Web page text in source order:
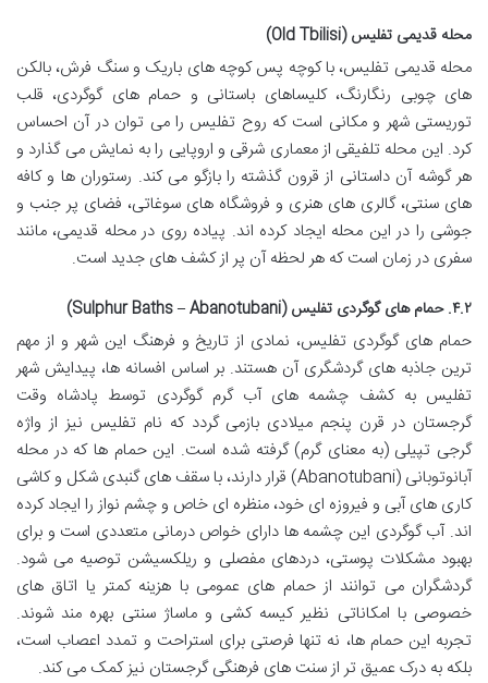
محله قدیمی تفلیس (Old Tbilisi)
محله قدیمی تفلیس، با کوچه پس کوچه های باریک و سنگ فرش، بالکن
های چوبی رنگارنگ، کلیساهای باستانی و حمام های گوگردی، قلب
توریستی شهر و مکانی است که روح تفلیس را می توان در آن احساس
کرد. این محله تلفیقی از معماری شرقی و اروپایی را به نمایش می گذارد و
هر گوشه آن داستانی از قرون گذشته را بازگو می کند. رستوران ها و کافه
های سنتی، گالری های هنری و فروشگاه های سوغاتی، فضای پر جنب و
جوشی را در این محله ایجاد کرده اند. پیاده روی در محله قدیمی، مانند
سفری در زمان است که هر لحظه آن پر از کشف های جدید است.
۴.۲. حمام های گوگردی تفلیس (Sulphur Baths – Abanotubani)
حمام های گوگردی تفلیس، نمادی از تاریخ و فرهنگ این شهر و از مهم
ترین جاذبه های گردشگری آن هستند. بر اساس افسانه ها، پیدایش شهر
تفلیس به کشف چشمه های آب گرم گوگردی توسط پادشاه وقت
گرجستان در قرن پنجم میلادی بازمی گردد که نام تفلیس نیز از واژه
گرجی تپیلی (به معنای گرم) گرفته شده است. این حمام ها که در محله
آبانوتوبانی (Abanotubani) قرار دارند، با سقف های گنبدی شکل و کاشی
کاری های آبی و فیروزه ای خود، منظره ای خاص و چشم نواز را ایجاد کرده
اند. آب گوگردی این چشمه ها دارای خواص درمانی متعددی است و برای
بهبود مشکلات پوستی، دردهای مفصلی و ریلکسیشن توصیه می شود.
گردشگران می توانند از حمام های عمومی با هزینه کمتر یا اتاق های
خصوصی با امکاناتی نظیر کیسه کشی و ماساژ سنتی بهره مند شوند.
تجربه این حمام ها، نه تنها فرصتی برای استراحت و تمدد اعصاب است،
بلکه به درک عمیق تر از سنت های فرهنگی گرجستان نیز کمک می کند.